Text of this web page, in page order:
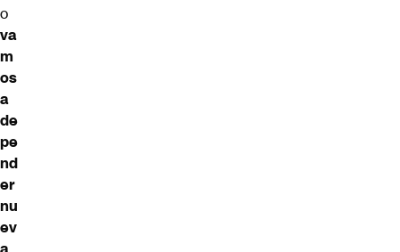
o
va
m
os
a
de
pe
nd
er
nu
ev